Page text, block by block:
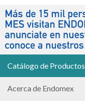
Catálogo de Productos
Acerca de Endomex